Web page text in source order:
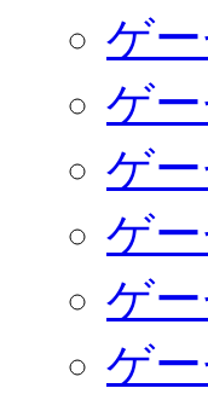
ゲ
ゲ
ゲ
ゲ
ゲ
ゲ